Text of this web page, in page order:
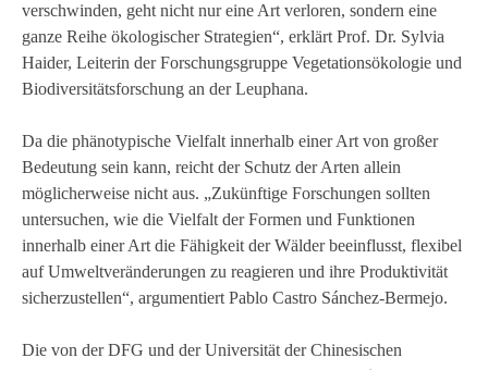
verschwinden, geht nicht nur eine Art verloren, sondern eine
ganze Reihe ökologischer Strategien“, erklärt Prof. Dr. Sylvia
Haider, Leiterin der Forschungsgruppe Vegetationsökologie und
Biodiversitätsforschung an der Leuphana.
Da die phänotypische Vielfalt innerhalb einer Art von großer
Bedeutung sein kann, reicht der Schutz der Arten allein
möglicherweise nicht aus. „Zukünftige Forschungen sollten
untersuchen, wie die Vielfalt der Formen und Funktionen
innerhalb einer Art die Fähigkeit der Wälder beeinflusst, flexibel
auf Umweltveränderungen zu reagieren und ihre Produktivität
sicherzustellen“, argumentiert Pablo Castro Sánchez-Bermejo.
Die von der DFG und der Universität der Chinesischen